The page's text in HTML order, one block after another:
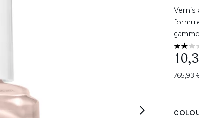
Vernis
2
765,93